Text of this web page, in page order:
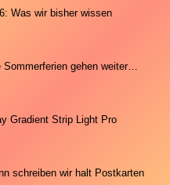
Was wir bisher wissen
gehen weiter…
Gradient Strip Light Pro
schreiben wir halt Postkarten